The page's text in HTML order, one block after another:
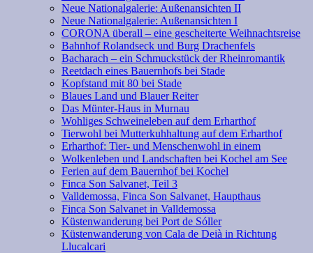
Neue Nationalgalerie: Außenansichten II
Neue Nationalgalerie: Außenansichten I
CORONA überall – eine gescheiterte Weihnachtsreise
Bahnhof Rolandseck und Burg Drachenfels
Bacharach – ein Schmuckstück der Rheinromantik
Reetdach eines Bauernhofs bei Stade
Kopfstand mit 80 bei Stade
Blaues Land und Blauer Reiter
Das Münter-Haus in Murnau
Wohliges Schweineleben auf dem Erharthof
Tierwohl bei Mutterkuhhaltung auf dem Erharthof
Erharthof: Tier- und Menschenwohl in einem
Wolkenleben und Landschaften bei Kochel am See
Ferien auf dem Bauernhof bei Kochel
Finca Son Salvanet, Teil 3
Valldemossa, Finca Son Salvanet, Haupthaus
Finca Son Salvanet in Valldemossa
Küstenwanderung bei Port de Sóller
Küstenwanderung von Cala de Deià in Richtung
Llucalcari